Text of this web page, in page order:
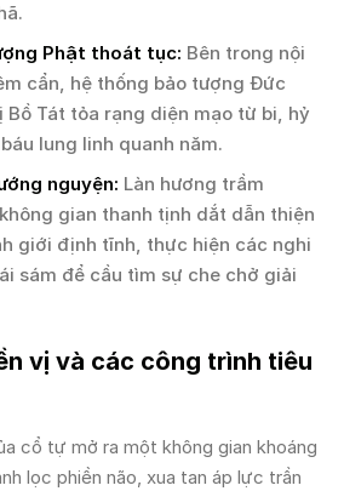
Phật thoát tục: Bên trong nội
cẩn, hệ thống bảo tượng Đức
Bồ Tát tỏa rạng diện mạo từ bi, hỷ
lung linh quanh năm.
nguyện: Làn hương trầm
gian thanh tịnh dắt dẫn thiện
giới định tĩnh, thực hiện các nghi
sám để cầu tìm sự che chở giải
vị và các công trình tiêu
cổ tự mở ra một không gian khoáng
lọc phiền não, xua tan áp lực trần